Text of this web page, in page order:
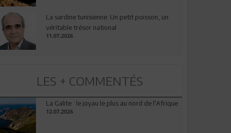
La sardine tunisienne: Un petit poisson, un
véritable trésor national
11.07.2026
LES + COMMENTÉS
La Galite : le joyau le plus au nord de l'Afrique
12.07.2026